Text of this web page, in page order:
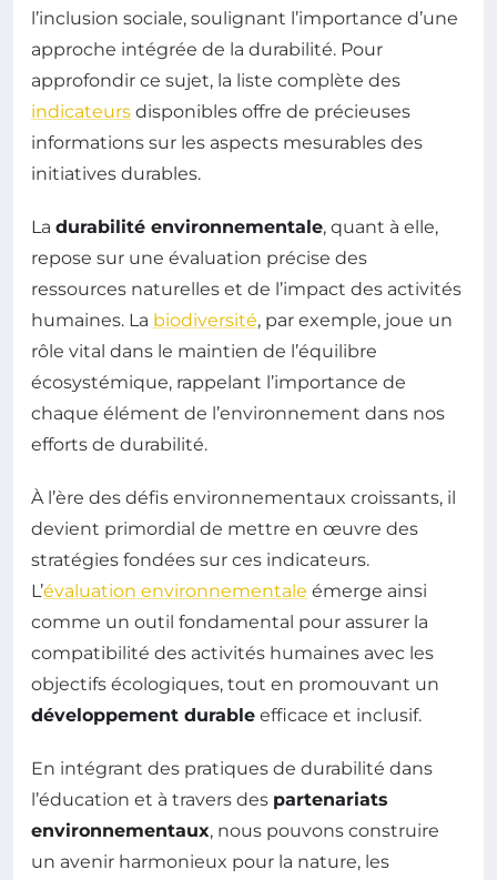
l’inclusion sociale, soulignant l’importance d’une
approche intégrée de la durabilité. Pour
approfondir ce sujet, la liste complète des
indicateurs disponibles offre de précieuses
informations sur les aspects mesurables des
initiatives durables.
La durabilité environnementale, quant à elle,
repose sur une évaluation précise des
ressources naturelles et de l’impact des activités
humaines. La biodiversité, par exemple, joue un
rôle vital dans le maintien de l’équilibre
écosystémique, rappelant l’importance de
chaque élément de l’environnement dans nos
efforts de durabilité.
À l’ère des défis environnementaux croissants, il
devient primordial de mettre en œuvre des
stratégies fondées sur ces indicateurs.
L’évaluation environnementale émerge ainsi
comme un outil fondamental pour assurer la
compatibilité des activités humaines avec les
objectifs écologiques, tout en promouvant un
développement durable efficace et inclusif.
En intégrant des pratiques de durabilité dans
l’éducation et à travers des partenariats
environnementaux, nous pouvons construire
un avenir harmonieux pour la nature, les